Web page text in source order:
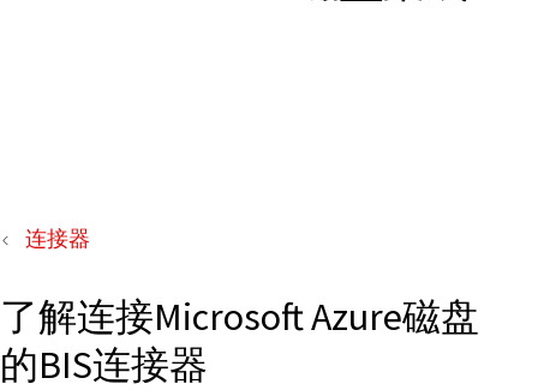
连接器
了解连接Microsoft Azure磁盘
的BIS连接器